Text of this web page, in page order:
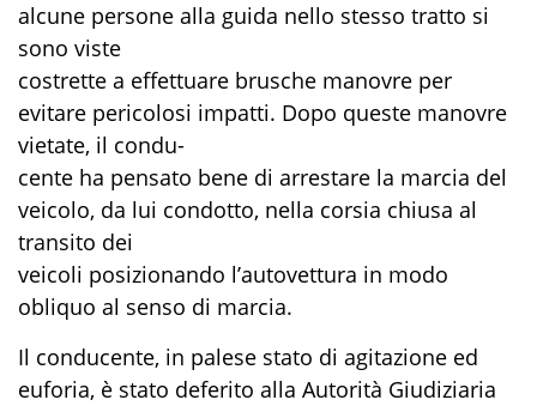
alcune persone alla guida nello stesso tratto si
sono viste
costrette a effettuare brusche manovre per
evitare pericolosi impatti. Dopo queste manovre
vietate, il condu-
cente ha pensato bene di arrestare la marcia del
veicolo, da lui condotto, nella corsia chiusa al
transito dei
veicoli posizionando l’autovettura in modo
obliquo al senso di marcia.
Il conducente, in palese stato di agitazione ed
euforia, è stato deferito alla Autorità Giudiziaria